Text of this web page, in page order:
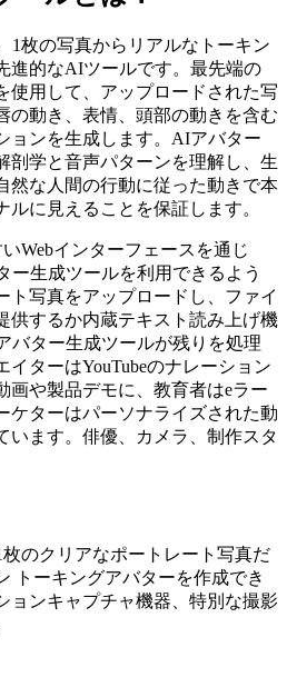
1枚の写真からリアルなトーキン
進的なAIツールです。最先端の
使用して、アップロードされた写
の動き、表情、頭部の動きを含む
ョンを生成します。AIアバター
剖学と音声パターンを理解し、生
然な人間の行動に従った動きで本
に見えることを保証します。
Webインターフェースを通じ
ー生成ツールを利用できるよう
ト写真をアップロードし、ファイ
供するか内蔵テキスト読み上げ機
バター生成ツールが残りを処理
イターはYouTubeのナレーション
画や製品デモに、教育者はeラー
ケターはパーソナライズされた動
います。俳優、カメラ、制作スタ
のクリアなポートレート写真だ
トーキングアバターを作成でき
ョンキャプチャ機器、特別な撮影